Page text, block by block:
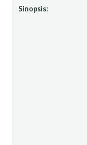
Sinopsis: